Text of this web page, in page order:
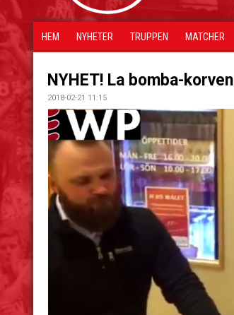
HEM NYHETER TRUPPEN MATCHER
NYHET! La bomba-korven
2018-02-21 11:15